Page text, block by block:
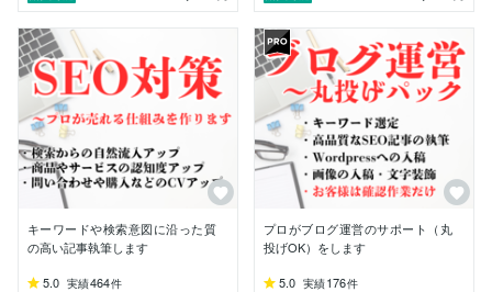
金、交通事故
○その他
アフィリエイト全般、副業、占い、カウンセリング、自
己啓発、婚活、節約、転職、探偵、ペット訪問火葬
■■購入にあたってのお願い■■
サービスのご購入の際には、必ずお見積り・事前打ち合
わせが必要です。
下記内容をお見積り・ダイレクトメッセージに入力下さ
るようお願いいたします。
キーワードや検索意図に沿った質
の高い記事執筆します
5.0 実績464件
プロがブログ運営のサポート（丸
投げOK）をします
5.0 実績176件